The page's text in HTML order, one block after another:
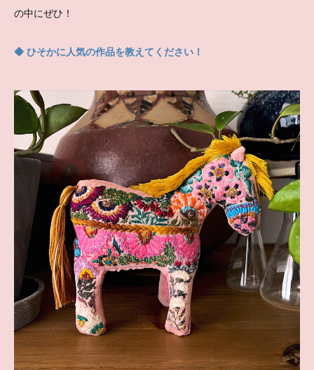
の中にぜひ！
◆ ひそかに人気の作品を教えてください！